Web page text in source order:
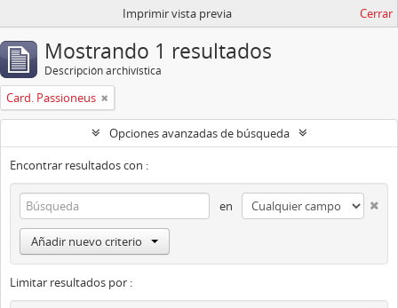
Imprimir vista previa Cerrar
Mostrando 1 resultados
Descripción archivística
Card. Passioneus
Opciones avanzadas de búsqueda
Encontrar resultados con :
en
Añadir nuevo criterio
Limitar resultados por :